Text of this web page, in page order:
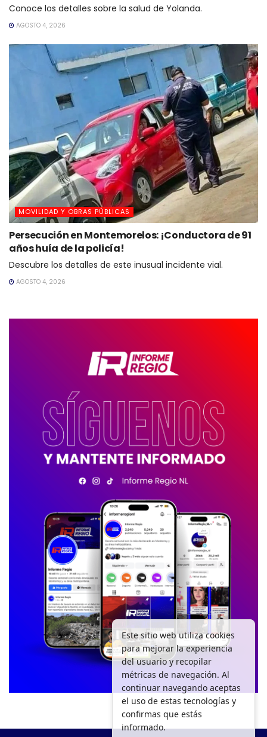
Conoce los detalles sobre la salud de Yolanda.
AGOSTO 4, 2026
MOVILIDAD Y OBRAS PÚBLICAS
Persecución en Montemorelos: ¡Conductora de 91
años huía de la policía!
Descubre los detalles de este inusual incidente vial.
AGOSTO 4, 2026
Este sitio web utiliza cookies
para mejorar la experiencia
del usuario y recopilar
métricas de navegación. Al
continuar navegando aceptas
el uso de estas tecnologías y
confirmas que estás
informado.